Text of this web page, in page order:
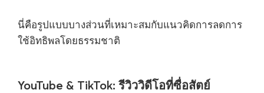
นี่คือรูปแบบบางส่วนที่เหมาะสมกับแนวคิดการลดการ
ใช้อิทธิพลโดยธรรมชาติ
YouTube & TikTok: รีวิววิดีโอที่ซื่อสัตย์